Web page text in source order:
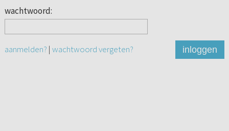
wachtwoord:
aanmelden? | wachtwoord vergeten? inloggen